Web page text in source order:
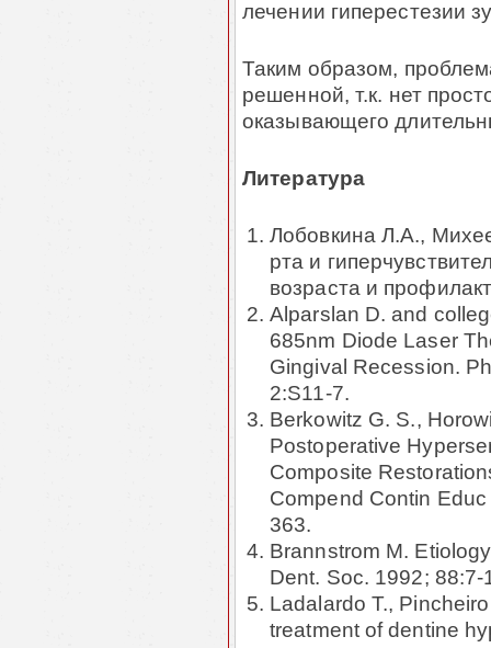
лечении гиперестезии
Таким образом,
решенной, т.к. нет
оказывающего
Литература
Лобовкина Л.А.,
рта и
возраста и
Alparslan D. and
685nm Diode Laser
Gingival Recession.
2:S11-7.
Berkowitz G. S.,
Postoperative
Composite
Compend Contin
363.
Brannstrom M.
Dent. Soc. 1992; 88:7-
Ladalardo T.,
treatment of dentine